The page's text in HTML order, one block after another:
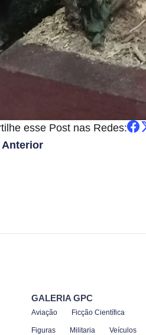
esse Post nas Redes:
Anterior
GALERIA GPC
Aviação Ficção Científica
Figuras Militaria Veículos